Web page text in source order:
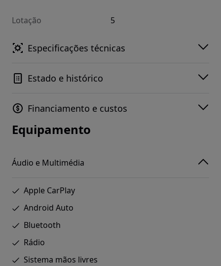
Lotação 5
Especificações técnicas
Estado e histórico
Financiamento e custos
Equipamento
Áudio e Multimédia
Apple CarPlay
Android Auto
Bluetooth
Rádio
Sistema mãos livres